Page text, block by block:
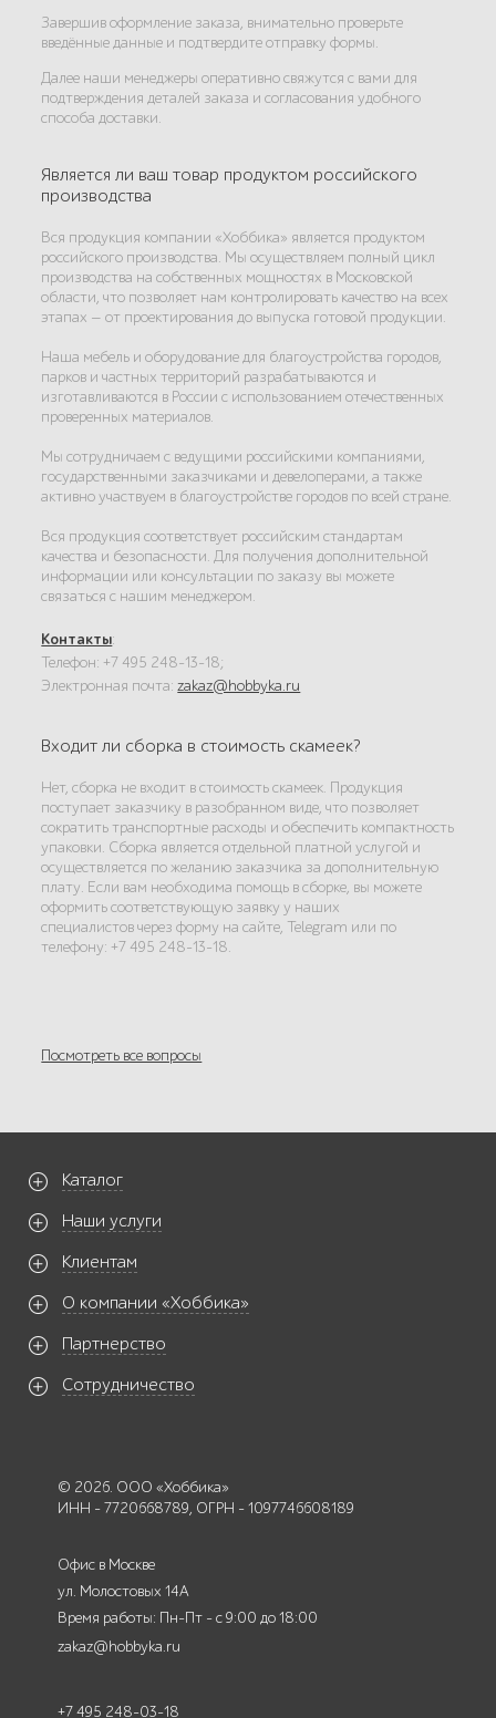
Завершив оформление заказа, внимательно проверьте
введённые данные и подтвердите отправку формы.
Далее наши менеджеры оперативно свяжутся с вами для
подтверждения деталей заказа и согласования удобного
способа доставки.
Является ли ваш товар продуктом российского
производства
Вся продукция компании «Хоббика» является продуктом
российского производства. Мы осуществляем полный цикл
производства на собственных мощностях в Московской
области, что позволяет нам контролировать качество на всех
этапах — от проектирования до выпуска готовой продукции.
Наша мебель и оборудование для благоустройства городов,
парков и частных территорий разрабатываются и
изготавливаются в России с использованием отечественных
проверенных материалов.
Мы сотрудничаем с ведущими российскими компаниями,
государственными заказчиками и девелоперами, а также
активно участвуем в благоустройстве городов по всей стране.
Вся продукция соответствует российским стандартам
качества и безопасности. Для получения дополнительной
информации или консультации по заказу вы можете
связаться с нашим менеджером.
Контакты:
Телефон: +7 495 248-13-18;
Электронная почта:zakaz@hobbyka.ru
Входит ли сборка в стоимость скамеек?
Нет, сборка не входит в стоимость скамеек. Продукция
поступает заказчику в разобранном виде, что позволяет
сократить транспортные расходы и обеспечить компактность
упаковки. Сборка является отдельной платной услугой и
осуществляется по желанию заказчика за дополнительную
плату. Если вам необходима помощь в сборке, вы можете
оформить соответствующую заявку у наших
специалистов через форму на сайте, Telegram или по
телефону: +7 495 248-13-18.
Посмотреть все вопросы
Каталог
Наши услуги
Клиентам
О компании «Хоббика»
Партнерство
Сотрудничество
© 2026. ООО «Хоббика»
ИНН - 7720668789, ОГРН - 1097746608189
Офис в Москве
ул. Молостовых 14А
Время работы: Пн-Пт - с 9:00 до 18:00
zakaz@hobbyka.ru
+7 495 248-03-18